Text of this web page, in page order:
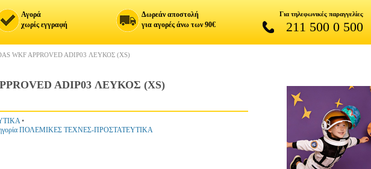
Αγορά
χωρίς εγγραφή
Δωρεάν αποστολή
για αγορές άνω των 90€
Για τηλεφωνικές παραγγελίες
211 500 0 500
WKF APPROVED ADIP03 ΛΕΥΚΟΣ (XS)
ADIP03 ΛΕΥΚΟΣ (XS)
•
ΠΟΛΕΜΙΚΕΣ ΤΕΧΝΕΣ-ΠΡΟΣΤΑΤΕΥΤΙΚΑ